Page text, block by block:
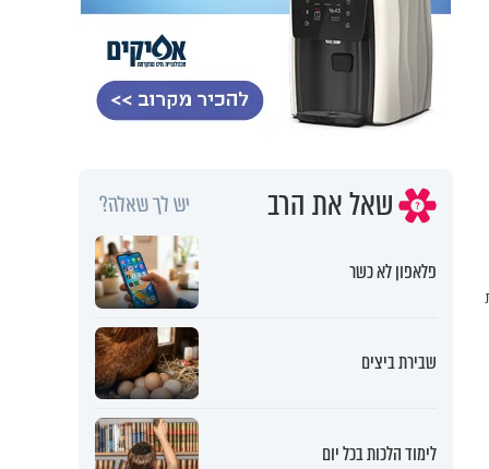
שאל את הרב יש לך שאלה?
פלאפון לא כשר
שבירת ביצים
לימוד הלכות בכל יום